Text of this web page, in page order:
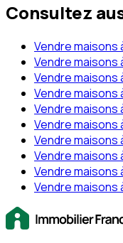
Consultez
Vendre maisons
Vendre
Vendre
Vendre maisons
Vendre maisons
Vendre maisons
Vendre maisons
Vendre maisons
Vendre maisons
Vendre maisons